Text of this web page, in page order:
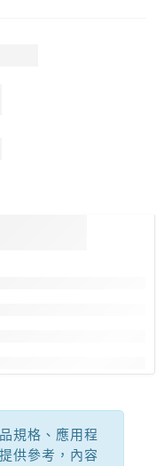
規格、應用程
供參考，內容